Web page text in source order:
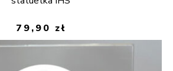
79,90 zł